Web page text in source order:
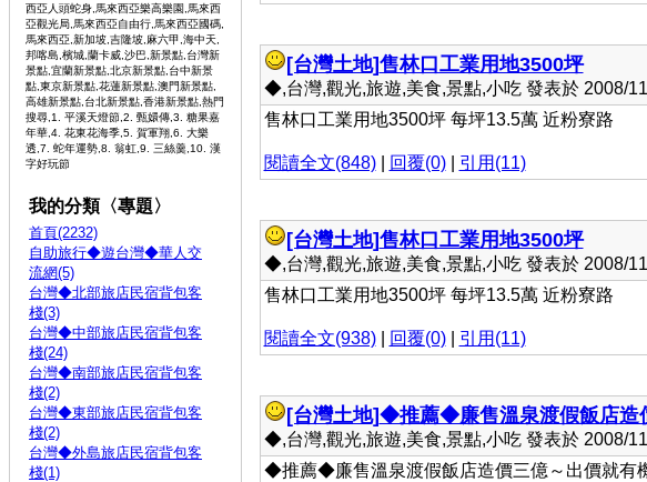
西亞人頭蛇身,馬來西亞樂高樂園,馬來西
亞觀光局,馬來西亞自由行,馬來西亞國碼,
馬來西亞,新加坡,吉隆坡,麻六甲,海中天,
邦喀島,檳城,蘭卡威,沙巴,新景點,台灣新
景點,宜蘭新景點,北京新景點,台中新景
點,東京新景點,花蓮新景點,澳門新景點,
高雄新景點,台北新景點,香港新景點,熱門
搜尋,1. 平溪天燈節,2. 甄嬛傳,3. 糖果嘉
年華,4. 花東花海季,5. 賀軍翔,6. 大樂
透,7. 蛇年運勢,8. 翁虹,9. 三絲羹,10. 漢
字好玩節
我的分類〈專題〉
首頁(2232)
自助旅行◆遊台灣◆華人交
流網(5)
台灣◆北部旅店民宿背包客
棧(3)
台灣◆中部旅店民宿背包客
棧(24)
台灣◆南部旅店民宿背包客
棧(2)
台灣◆東部旅店民宿背包客
棧(2)
台灣◆外島旅店民宿背包客
棧(1)
[台灣土地]售林口工業用地3500坪
◆,台灣,觀光,旅遊,美食,景點,小吃 發表於 2008/
售林口工業用地3500坪 每坪13.5萬 近粉寮路
閱讀全文(848)| 回覆(0)| 引用(11)
[台灣土地]售林口工業用地3500坪
◆,台灣,觀光,旅遊,美食,景點,小吃 發表於 2008/
售林口工業用地3500坪 每坪13.5萬 近粉寮路
閱讀全文(938)| 回覆(0)| 引用(11)
[台灣土地]◆推薦◆廉售溫泉渡假飯店造
◆,台灣,觀光,旅遊,美食,景點,小吃 發表於 2008/
◆推薦◆廉售溫泉渡假飯店造價三億～出價就有